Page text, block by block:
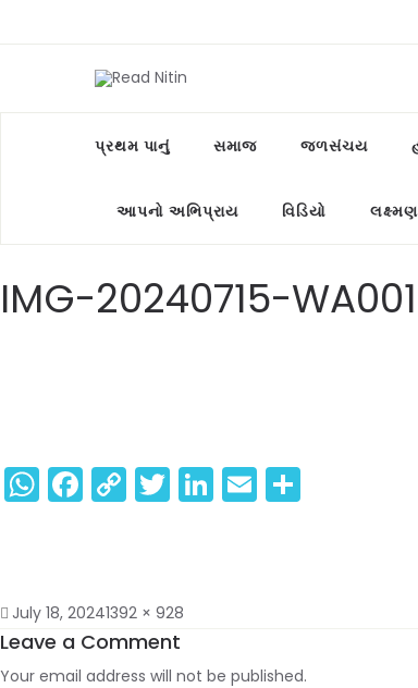
પ્રથમ પાનું સમાજ જળસંચય
આપનો અભિપ્રાય વિડિયો
IMG-20240715-
WhatsApp
Facebook
Copy
Link
Twitter
LinkedIn
Email
July 18, 20241392 × 928
Leave a Comment
Your email address will not be published.